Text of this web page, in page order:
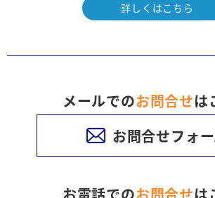
詳しくはこちら
メールでのお問合せは
お問合せフォ